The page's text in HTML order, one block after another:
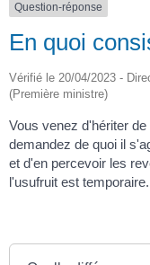
Question-réponse
En quoi
Vérifié le 20/04/2023 -
(Première ministre)
Vous venez d'hériter
demandez de quoi il
et d'en percevoir les
l'usufruit est